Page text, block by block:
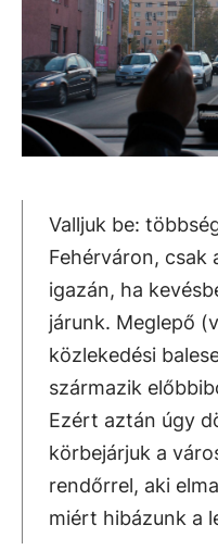
Valljuk be:
Fehérváron, csak
igazán, ha
járunk. Meglepő
közlekedési
származik
Ezért aztán úgy
körbejárjuk a
rendőrrel, aki
miért hibázunk a